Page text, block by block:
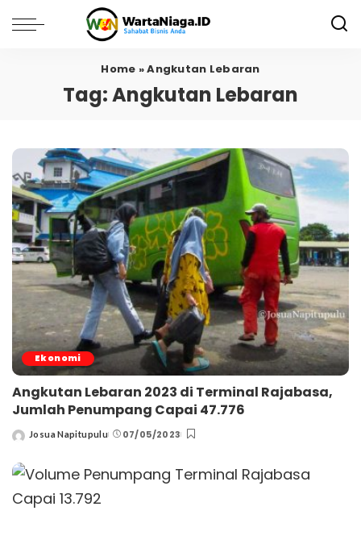
Home »Angkutan Lebaran
Tag:Angkutan Lebaran
Ekonomi
Angkutan Lebaran 2023 di Terminal Rajabasa,
Jumlah Penumpang Capai 47.776
Posted
Josua Napitupulu 07/05/2023